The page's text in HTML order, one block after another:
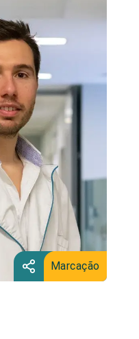
Marcação